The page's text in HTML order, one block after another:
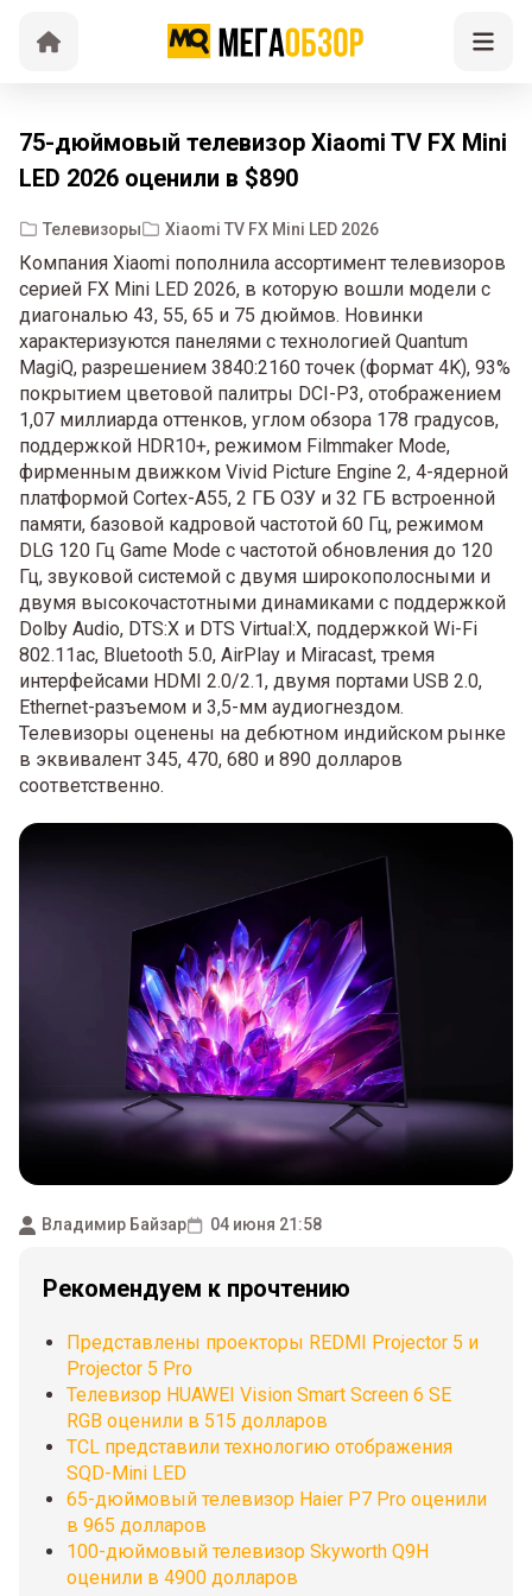
75-дюймовый телевизор Xiaomi TV FX Mini
LED 2026 оценили в $890
Телевизоры Xiaomi TV FX Mini LED 2026
Компания Xiaomi пополнила ассортимент телевизоров
серией FX Mini LED 2026, в которую вошли модели с
диагональю 43, 55, 65 и 75 дюймов. Новинки
характеризуются панелями с технологией Quantum
MagiQ, разрешением 3840:2160 точек (формат 4K), 93%
покрытием цветовой палитры DCI-P3, отображением
1,07 миллиарда оттенков, углом обзора 178 градусов,
поддержкой HDR10+, режимом Filmmaker Mode,
фирменным движком Vivid Picture Engine 2, 4-ядерной
платформой Cortex-A55, 2 ГБ ОЗУ и 32 ГБ встроенной
памяти, базовой кадровой частотой 60 Гц, режимом
DLG 120 Гц Game Mode с частотой обновления до 120
Гц, звуковой системой с двумя широкополосными и
двумя высокочастотными динамиками с поддержкой
Dolby Audio, DTS:X и DTS Virtual:X, поддержкой Wi-Fi
802.11ac, Bluetooth 5.0, AirPlay и Miracast, тремя
интерфейсами HDMI 2.0/2.1, двумя портами USB 2.0,
Ethernet-разъемом и 3,5-мм аудиогнездом.
Телевизоры оценены на дебютном индийском рынке
в эквивалент 345, 470, 680 и 890 долларов
соответственно.
Владимир Байзар 04 июня 21:58
Рекомендуем к прочтению
Представлены проекторы REDMI Projector 5 и
Projector 5 Pro
Телевизор HUAWEI Vision Smart Screen 6 SE
RGB оценили в 515 долларов
TCL представили технологию отображения
SQD-Mini LED
65-дюймовый телевизор Haier P7 Pro оценили
в 965 долларов
100-дюймовый телевизор Skyworth Q9H
оценили в 4900 долларов